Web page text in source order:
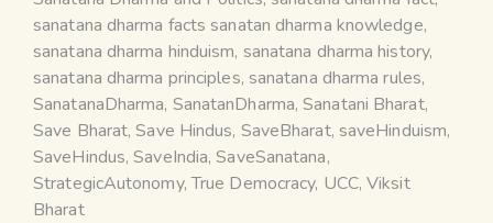
sanatana dharma facts sanatan dharma knowledge,
sanatana dharma hinduism, sanatana dharma history,
sanatana dharma principles, sanatana dharma rules,
SanatanaDharma, SanatanDharma,Sanatani Bharat,
Save Bharat,Save Hindus, SaveBharat, saveHinduism,
SaveHindus,SaveIndia,SaveSanatana,
StrategicAutonomy,True Democracy, UCC,Viksit
Bharat